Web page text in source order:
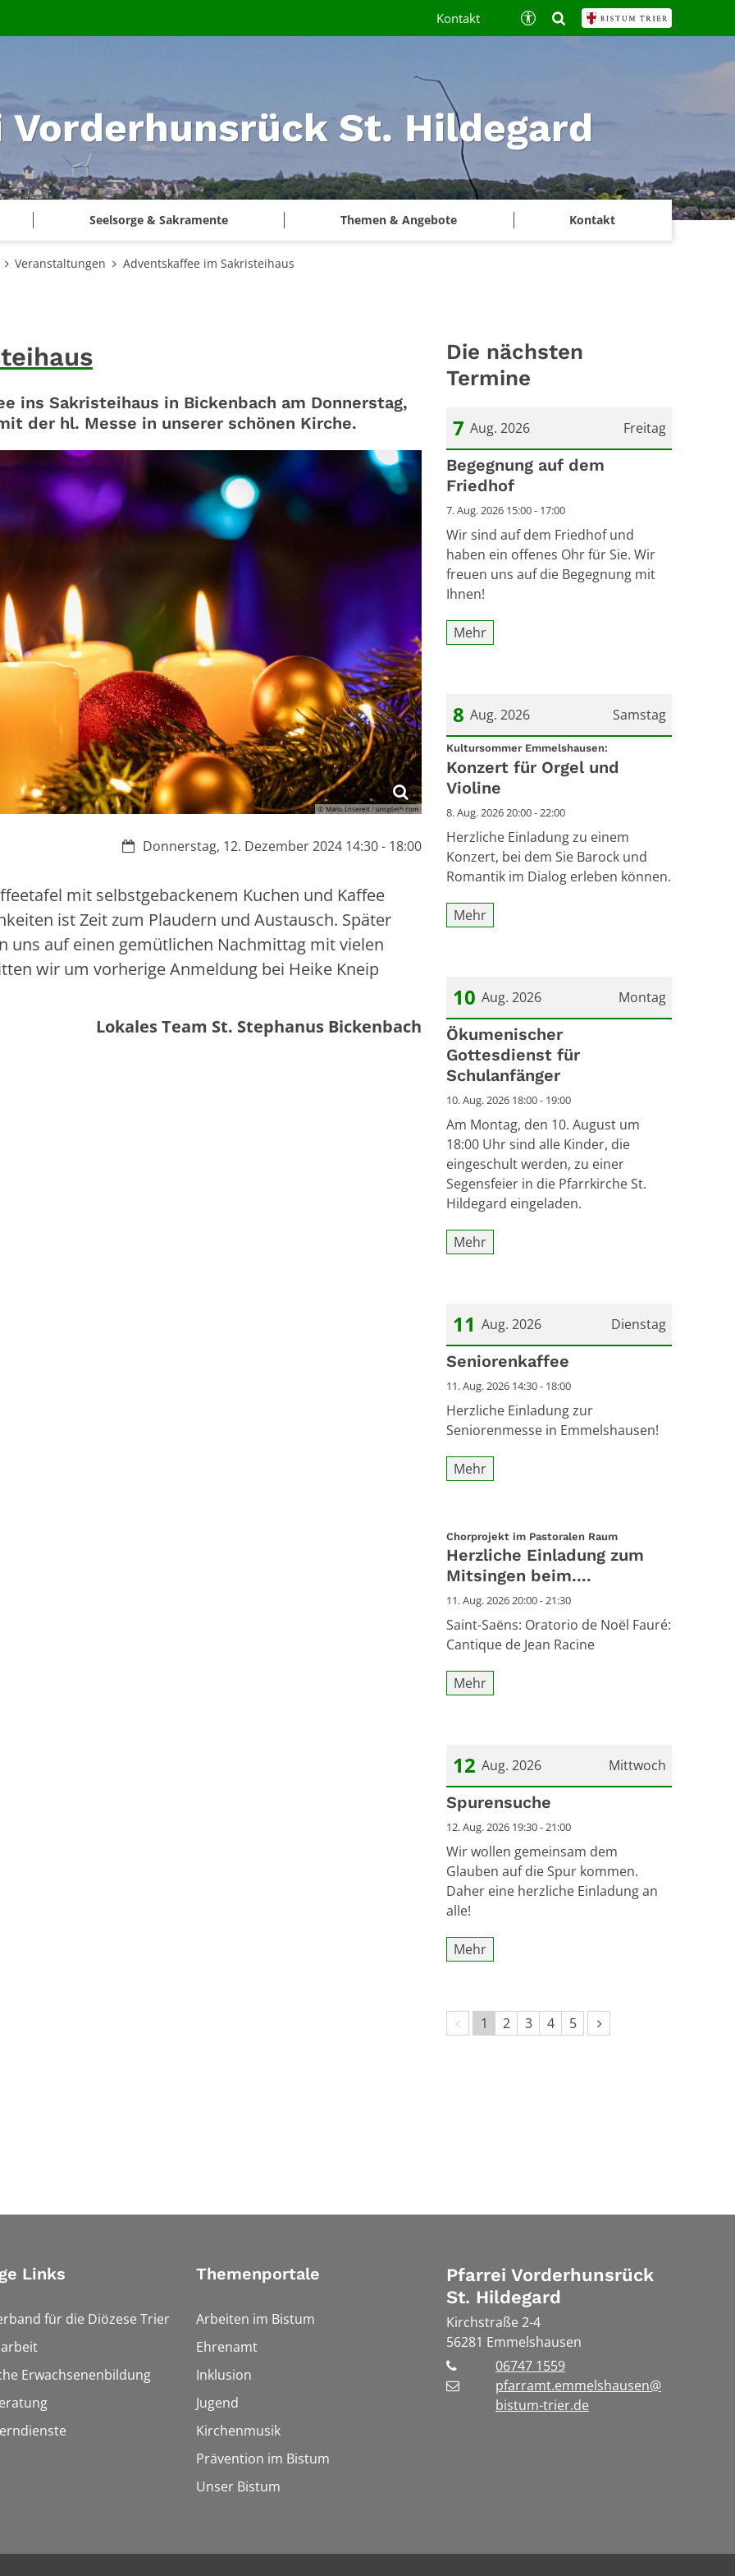
Vorderhunsrück St. Hildegard
Seelsorge & Sakramente Themen & Angebote Kontakt
Kontakt
Veranstaltungen Adventskaffee im Sakristeihaus
ins Sakristeihaus in Bickenbach am Donnerstag,
der hl. Messe in unserer schönen Kirche.
© Mario Losereit / unsplash.com
Datum:Donnerstag, 12. Dezember 2024 14:30 - 18:00
mit selbstgebackenem Kuchen und Kaffee
ist Zeit zum Plaudern und Austausch. Später
uns auf einen gemütlichen Nachmittag mit vielen
wir um vorherige Anmeldung bei Heike Kneip
Lokales Team St. Stephanus Bickenbach
Die nächsten
Termine
Freitag
7 Aug. 2026
Datum: 7. August 2026
Begegnung auf dem
Friedhof
7. Aug. 2026 15:00 - 17:00
Wir sind auf dem Friedhof und
haben ein offenes Ohr für Sie. Wir
freuen uns auf die Begegnung mit
Ihnen!
Mehr
Samstag
8 Aug. 2026
Datum: 8. August 2026
Kultursommer Emmelshausen:
Konzert für Orgel und
Violine
8. Aug. 2026 20:00 - 22:00
Herzliche Einladung zu einem
Konzert, bei dem Sie Barock und
Romantik im Dialog erleben können.
Mehr
Montag
10 Aug. 2026
Datum: 10. August 2026
Ökumenischer
Gottesdienst für
Schulanfänger
10. Aug. 2026 18:00 - 19:00
Am Montag, den 10. August um
18:00 Uhr sind alle Kinder, die
eingeschult werden, zu einer
Segensfeier in die Pfarrkirche St.
Hildegard eingeladen.
Mehr
Dienstag
11 Aug. 2026
Datum: 11. August 2026
Seniorenkaffee
11. Aug. 2026 14:30 - 18:00
Herzliche Einladung zur
Seniorenmesse in Emmelshausen!
Mehr
Chorprojekt im Pastoralen Raum:
Herzliche Einladung zum
Mitsingen beim....
11. Aug. 2026 20:00 - 21:30
Saint-Saëns: Oratorio de Noël Fauré:
Cantique de Jean Racine
Mehr
Mittwoch
12 Aug. 2026
Datum: 12. August 2026
Spurensuche
12. Aug. 2026 19:30 - 21:00
Wir wollen gemeinsam dem
Glauben auf die Spur kommen.
Daher eine herzliche Einladung an
alle!
Mehr
Vorherige Seite
1 2 3 4 5 Nächste Seite
Links
für die Diözese Trier
Erwachsenenbildung
Themenportale
Arbeiten im Bistum
Ehrenamt
Inklusion
Jugend
Kirchenmusik
Prävention im Bistum
Unser Bistum
Pfarrei Vorderhunsrück
St. Hildegard
Kirchstraße 2-4
56281 Emmelshausen
06747 1559
pfarramt.emmelshausen@
bistum-trier.de